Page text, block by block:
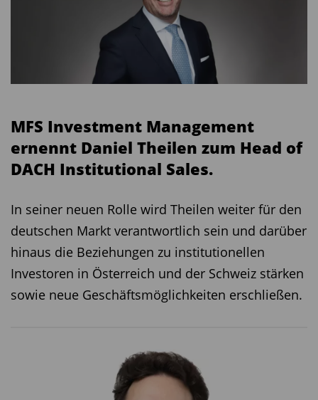
MFS Investment Management
ernennt Daniel Theilen zum Head of
DACH Institutional Sales.
In seiner neuen Rolle wird Theilen weiter für den
deutschen Markt verantwortlich sein und darüber
hinaus die Beziehungen zu institutionellen
Investoren in Österreich und der Schweiz stärken
sowie neue Geschäftsmöglichkeiten erschließen.